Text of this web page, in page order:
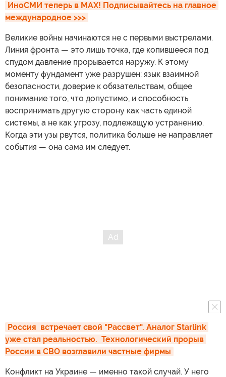
ИноСМИ теперь в MAX! Подписывайтесь на главное
международное >>>
Великие войны начинаются не с первыми выстрелами.
Линия фронта — это лишь точка, где копившееся под
спудом давление прорывается наружу. К этому
моменту фундамент уже разрушен: язык взаимной
безопасности, доверие к обязательствам, общее
понимание того, что допустимо, и способность
воспринимать другую сторону как часть единой
системы, а не как угрозу, подлежащую устранению.
Когда эти узы рвутся, политика больше не направляет
события — она сама им следует.
Россия  встречает свой "Рассвет". Аналог Starlink
уже стал реальностью.  Технологический прорыв
России в СВО возглавили частные фирмы
Конфликт на Украине — именно такой случай. У него